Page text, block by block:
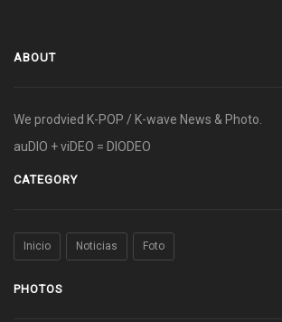
ABOUT
We prodvied K-POP / K-wave News & Photo.
auDIO + viDEO = DIODEO
CATEGORY
Inicio Noticias Foto
PHOTOS